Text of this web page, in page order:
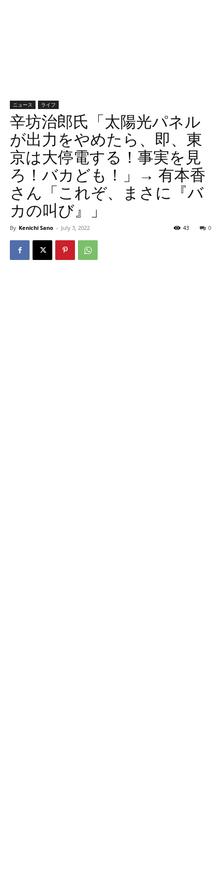
ニュース ライフ
辛坊治郎氏「太陽光パネル
が出力をやめたら、即、東
京は大停電する！事実を見
ろ！バカども！」→ 有本香
さん「これぞ、まさに『バ
カの叫び』」
By Kenichi Sano - July 3, 2022 0
43